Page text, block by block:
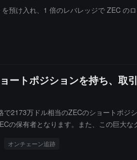
け入れ、1 倍のレバレッジで ZEC の
トポジションを持ち、
2173万ドル相当のZECのショートポ
の保有者となります。また、この巨大
オンチェーン追跡